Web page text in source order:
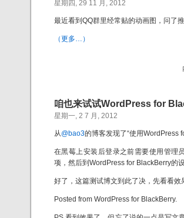
星期四, 29 11 月, 2012
最近看到QQ群里经常贴的动画图，问了
（更多…）
咱也来试试WordPress for
星期一, 2 7 月, 2012
从@bao3的博客发现了“使用WordPress
在黑莓上安装后登录之前需要使用管理
项，然后到WordPress for BlackBerry的
好了，这篇测试博文到此了决，先看看效
Posted from WordPress for BlackBerry.